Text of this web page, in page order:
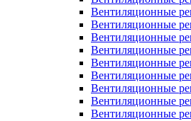
Вентиляционные
Вентиляционные
Вентиляционные
Вентиляционные
Вентиляционные
Вентиляционные
Вентиляционные
Вентиляционные
Вентиляционные